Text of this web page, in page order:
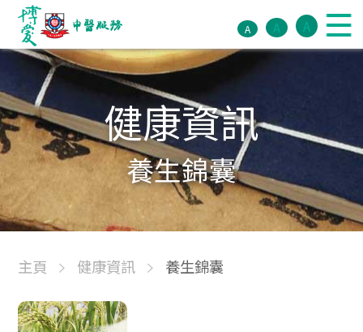
A A A
健康資訊
養生錦囊
主頁 健康資訊 養生錦囊